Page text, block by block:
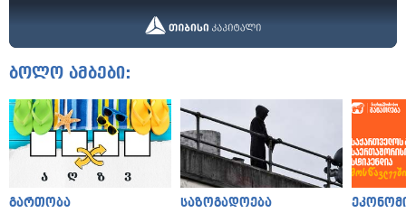
ბოლო ამბები:
გართობა საზოგადოება